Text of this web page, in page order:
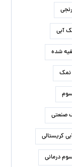
آبی
شده
نمک
صنعتی
کریستالی
درمانی